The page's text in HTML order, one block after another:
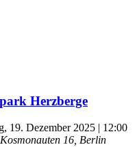
Herzberge
19. Dezember 2025 | 12:00
16, Berlin